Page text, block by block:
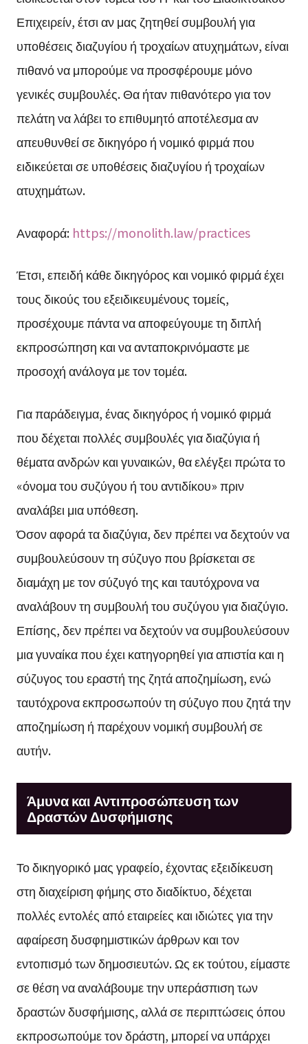
Επιχειρείν, έτσι αν μας ζητηθεί συμβουλή για
υποθέσεις διαζυγίου ή τροχαίων ατυχημάτων, είναι
πιθανό να μπορούμε να προσφέρουμε μόνο
γενικές συμβουλές. Θα ήταν πιθανότερο για τον
πελάτη να λάβει το επιθυμητό αποτέλεσμα αν
απευθυνθεί σε δικηγόρο ή νομικό φιρμά που
ειδικεύεται σε υποθέσεις διαζυγίου ή τροχαίων
ατυχημάτων.
Αναφορά: https://monolith.law/practices
Έτσι, επειδή κάθε δικηγόρος και νομικό φιρμά έχει
τους δικούς του εξειδικευμένους τομείς,
προσέχουμε πάντα να αποφεύγουμε τη διπλή
εκπροσώπηση και να ανταποκρινόμαστε με
προσοχή ανάλογα με τον τομέα.
Για παράδειγμα, ένας δικηγόρος ή νομικό φιρμά
που δέχεται πολλές συμβουλές για διαζύγια ή
θέματα ανδρών και γυναικών, θα ελέγξει πρώτα το
«όνομα του συζύγου ή του αντιδίκου» πριν
αναλάβει μια υπόθεση.
Όσον αφορά τα διαζύγια, δεν πρέπει να δεχτούν να
συμβουλεύσουν τη σύζυγο που βρίσκεται σε
διαμάχη με τον σύζυγό της και ταυτόχρονα να
αναλάβουν τη συμβουλή του συζύγου για διαζύγιο.
Επίσης, δεν πρέπει να δεχτούν να συμβουλεύσουν
μια γυναίκα που έχει κατηγορηθεί για απιστία και η
σύζυγος του εραστή της ζητά αποζημίωση, ενώ
ταυτόχρονα εκπροσωπούν τη σύζυγο που ζητά την
αποζημίωση ή παρέχουν νομική συμβουλή σε
αυτήν.
Άμυνα και Αντιπροσώπευση των
Δραστών Δυσφήμισης
Το δικηγορικό μας γραφείο, έχοντας εξειδίκευση
στη διαχείριση φήμης στο διαδίκτυο, δέχεται
πολλές εντολές από εταιρείες και ιδιώτες για την
αφαίρεση δυσφημιστικών άρθρων και τον
εντοπισμό των δημοσιευτών. Ως εκ τούτου, είμαστε
σε θέση να αναλάβουμε την υπεράσπιση των
δραστών δυσφήμισης, αλλά σε περιπτώσεις όπου
εκπροσωπούμε τον δράστη, μπορεί να υπάρχει